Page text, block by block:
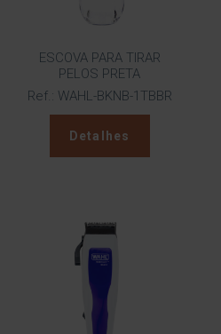
ESCOVA PARA TIRAR
PELOS PRETA
Ref.: WAHL-BKNB-1TBBR
Detalhes